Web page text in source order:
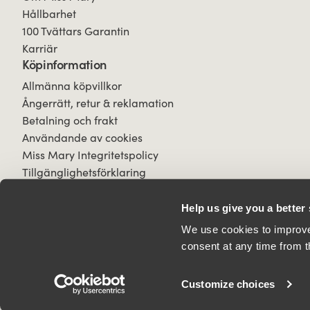
Help us give you a
We use cookies to
consent at any time from
Customize choices
Hållbarhet
100 Tvättars Garantin
Karriär
Köpinformation
Allmänna köpvillkor
Ångerrätt, retur & reklamation
Betalning och frakt
Användande av cookies
Miss Mary Integritetspolicy
Tillgänglighetsförklaring